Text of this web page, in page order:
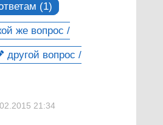
(1)
же вопрос /
другой вопрос /
21:34